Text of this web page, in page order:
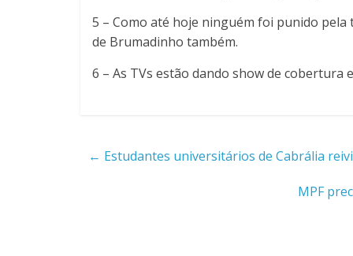
5 – Como até hoje ninguém foi punido
de Brumadinho também.
6 – As TVs estão dando show de cobertura
← Estudantes universitários de Cabrália
MPF